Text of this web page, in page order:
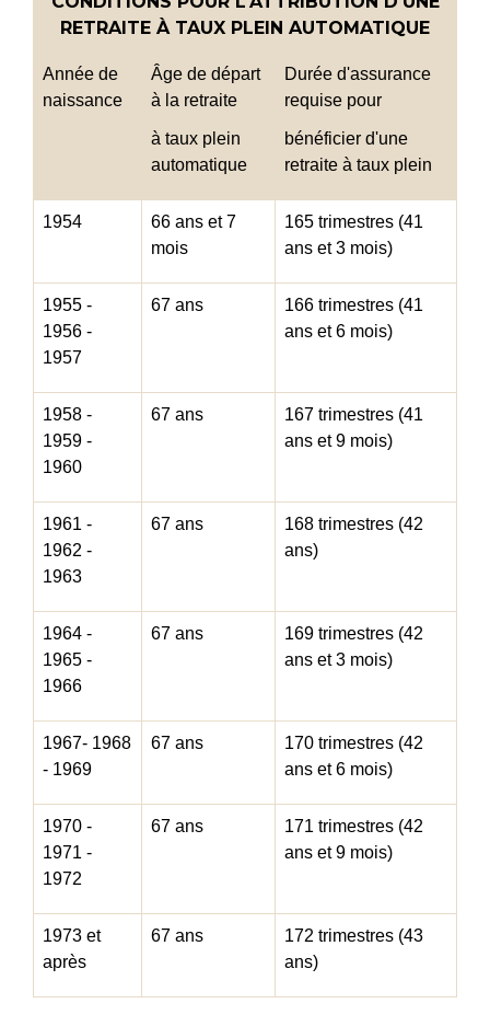
RETRAITE À TAUX PLEIN AUTOMATIQUE
Année de
naissance
Âge de départ
à la retraite
à taux plein
automatique
Durée d'assurance
requise pour
bénéficier d'une
retraite à taux plein
1954
66 ans et 7
mois
165 trimestres (41
ans et 3 mois)
1955 -
1956 -
1957
67 ans
166 trimestres (41
ans et 6 mois)
1958 -
1959 -
1960
67 ans
167 trimestres (41
ans et 9 mois)
1961 -
1962 -
1963
67 ans
168 trimestres (42
ans)
1964 -
1965 -
1966
67 ans
169 trimestres (42
ans et 3 mois)
1967- 1968
- 1969
67 ans
170 trimestres (42
ans et 6 mois)
1970 -
1971 -
1972
67 ans
171 trimestres (42
ans et 9 mois)
1973 et
après
67 ans
172 trimestres (43
ans)